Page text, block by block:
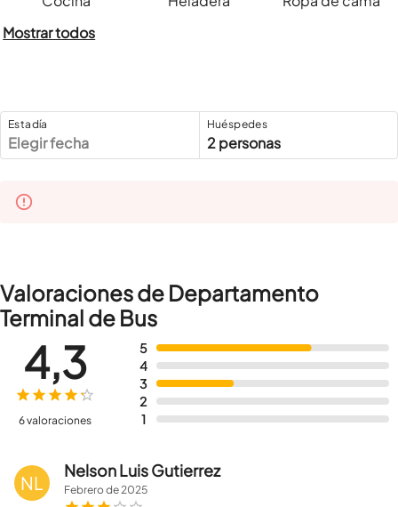
Mostrar todos
Estadía
Elegir fecha
Huéspedes
2 personas
Valoraciones de Departamento
Terminal de Bus
5
4
3
2
1
4,3
6 valoraciones
NL
Nelson Luis Gutierrez
Febrerode2025